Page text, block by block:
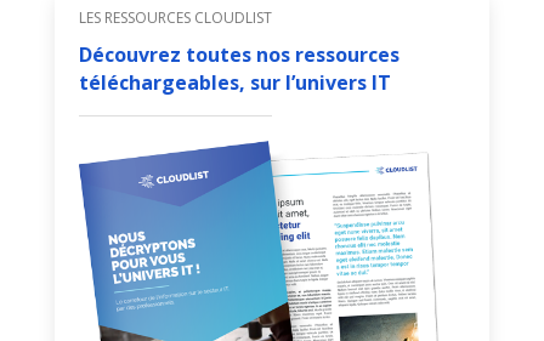
LES RESSOURCES CLOUDLIST
Découvrez toutes nos ressources
téléchargeables, sur l’univers IT